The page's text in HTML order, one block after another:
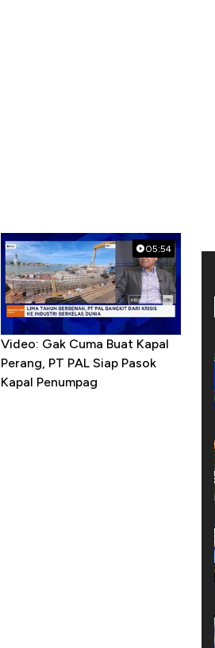
05:54
Video: Gak Cuma Buat Kapal
Perang, PT PAL Siap Pasok
Kapal Penumpag